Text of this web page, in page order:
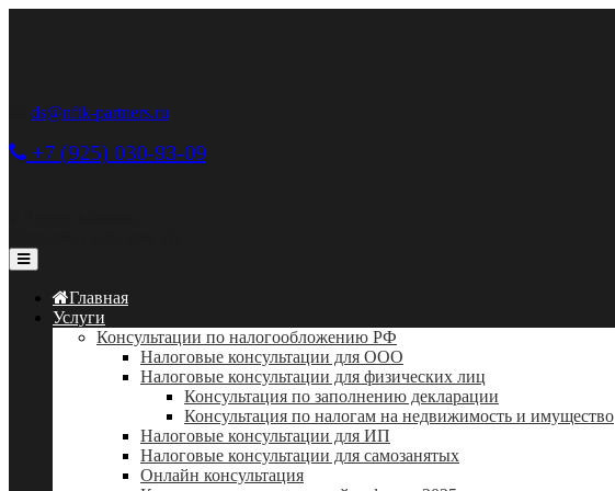
ds@nftk-partners.ru
+7 (925) 030-93-09
Главная
Услуги
Консультации по налогообложению РФ
Налоговые консультации для ООО
Налоговые консультации для физических лиц
Консультация по заполнению декларации
Консультация по налогам на недвижимость и имущество
Налоговые консультации для ИП
Налоговые консультации для самозанятых
Онлайн консультация